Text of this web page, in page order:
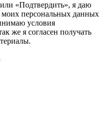
«Подтвердить», я даю
моих персональных данных
условия
же я согласен получать